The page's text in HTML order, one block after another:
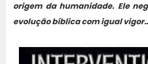
origem da humanidade. Ele
evolução bíblica com igual